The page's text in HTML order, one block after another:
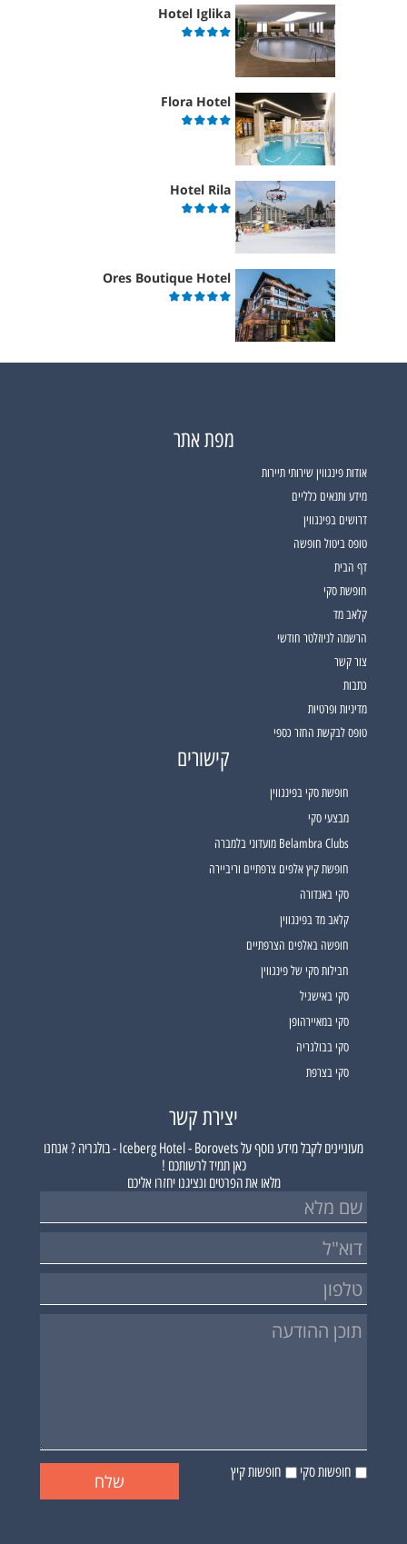
Hotel Iglika
Flora Hotel
Hotel Rila
Ores Boutique Hotel
מפת אתר
אודות פינגווין שירותי תיירות
מידע ותנאים כלליים
דרושים בפינגווין
טופס ביטול חופשה
דף הבית
חופשת סקי
קלאב מד
הרשמה לניוזלטר חודשי
צור קשר
כתבות
מדיניות ופרטיות
טופס לבקשת החזר כספי
קישורים
חופשת סקי בפינגווין
מבצעי סקי
Belambra Clubs מועדוני בלמברה
חופשת קיץ אלפים צרפתיים וריביירה
סקי באנדורה
קלאב מד בפינגווין
חופשה באלפים הצרפתיים
חבילות סקי של פינגווין
סקי באישגיל
סקי במאיירהופן
סקי בבולגריה
סקי בצרפת
יצירת קשר
מעוניינים לקבל מידע נוסף עלIceberg Hotel - Borovets - בולגריה ?
אנחנו
כאן תמיד לרשותכם !
מלאו את הפרטים ונציגנו יחזרו אליכם
חופשות סקי חופשות קיץ